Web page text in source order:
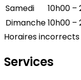
Samedi
10h00 –
Dimanche10h00 –
Horaires incorrects
Services